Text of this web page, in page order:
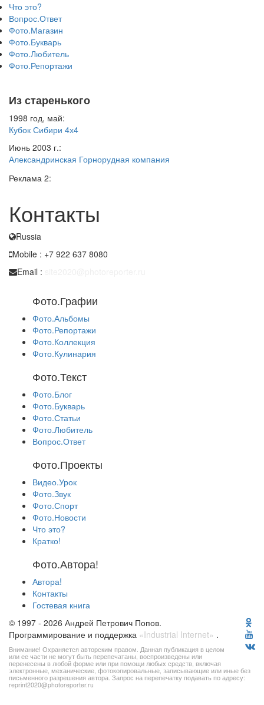
Что это?
Вопрос.Ответ
Фото.Магазин
Фото.Букварь
Фото.Любитель
Фото.Репортажи
Из старенького
1998 год, май:
Кубок Сибири 4х4
Июнь 2003 г.:
Александринская Горнорудная компания
Реклама 2:
Контакты
Russia
Mobile : +7 922 637 8080
Email :
Фото.Графии
Фото.Альбомы
Фото.Репортажи
Фото.Коллекция
Фото.Кулинария
Фото.Текст
Фото.Блог
Фото.Букварь
Фото.Статьи
Фото.Любитель
Вопрос.Ответ
Фото.Проекты
Видео.Урок
Фото.Звук
Фото.Спорт
Фото.Новости
Что это?
Кратко!
Фото.Автора!
Автора!
Контакты
Гостевая книга
© 1997 - 2026 Андрей Петрович Попов.
Программирование и поддержка «Industrial Internet» .
Внимание! Охраняется авторским правом. Данная публикация в целом
или ее части не могут быть перепечатаны, воспроизведены или
перенесены в любой форме или при помощи любых средств, включая
электронные, механические, фотокопировальные, записывающие или иные без
письменного разрешения автора. Запрос на перепечатку подавать по адресу:
reprint2020@photoreporter.ru